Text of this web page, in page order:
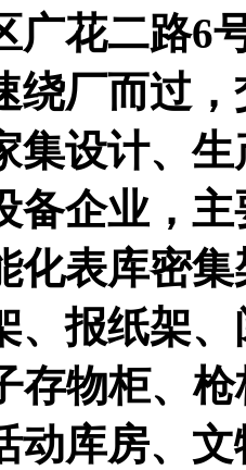
广花二路6
绕厂而过
集设计、
备企业，
化表库密
、报纸架
存物柜、
动库房、